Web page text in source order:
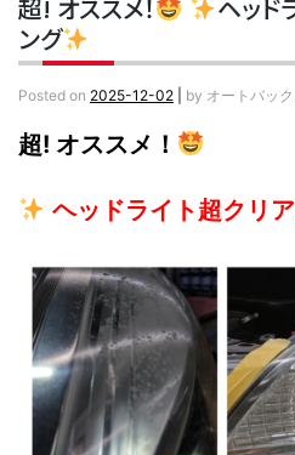
超! オススメ！
ヘッド
ング
Posted on 2025-12-02 by オートバッ
超! オススメ！
ヘッドライト超クリ